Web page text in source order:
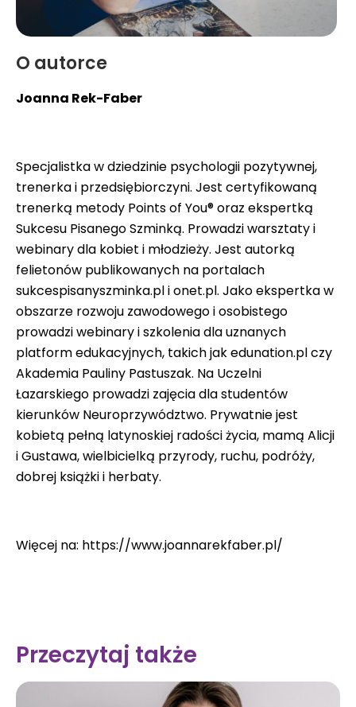
O autorce
Joanna Rek-Faber
Specjalistka w dziedzinie psychologii pozytywnej,
trenerka i przedsiębiorczyni. Jest certyfikowaną
trenerką metody Points of You® oraz ekspertką
Sukcesu Pisanego Szminką. Prowadzi warsztaty i
webinary dla kobiet i młodzieży. Jest autorką
felietonów publikowanych na portalach
sukcespisanyszminka.pl i onet.pl. Jako ekspertka w
obszarze rozwoju zawodowego i osobistego
prowadzi webinary i szkolenia dla uznanych
platform edukacyjnych, takich jak edunation.pl czy
Akademia Pauliny Pastuszak. Na Uczelni
Łazarskiego prowadzi zajęcia dla studentów
kierunków Neuroprzywództwo. Prywatnie jest
kobietą pełną latynoskiej radości życia, mamą Alicji
i Gustawa, wielbicielką przyrody, ruchu, podróży,
dobrej książki i herbaty.
Więcej na: https://www.joannarekfaber.pl/
Przeczytaj także